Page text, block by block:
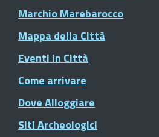
Marchio Marebarocco
Mappa della Città
Eventi in Città
Come arrivare
Dove Alloggiare
Siti Archeologici